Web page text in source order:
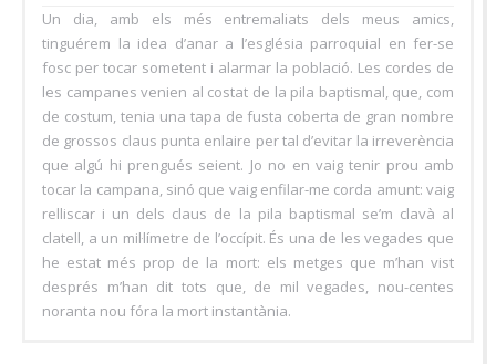
Un dia, amb els més entremaliats dels meus amics,
tinguérem la idea d’anar a l’església parroquial en fer-se
fosc per tocar sometent i alarmar la població. Les cordes de
les campanes venien al costat de la pila baptismal, que, com
de costum, tenia una tapa de fusta coberta de gran nombre
de grossos claus punta enlaire per tal d’evitar la irreverència
que algú hi prengués seient. Jo no en vaig tenir prou amb
tocar la campana, sinó que vaig enfilar-me corda amunt: vaig
relliscar i un dels claus de la pila baptismal se’m clavà al
clatell, a un mil·límetre de l’occípit. És una de les vegades que
he estat més prop de la mort: els metges que m’han vist
després m’han dit tots que, de mil vegades, nou-centes
noranta nou fóra la mort instantània.